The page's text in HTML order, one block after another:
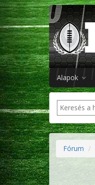
Alapok
Fórum